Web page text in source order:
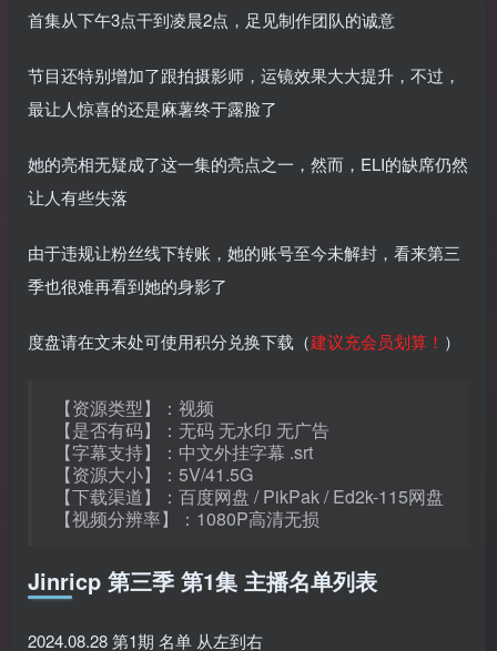
首集从下午3点干到凌晨2点，足见制作团队的诚意
节目还特别增加了跟拍摄影师，运镜效果大大提升，不过，
最让人惊喜的还是麻薯终于露脸了
她的亮相无疑成了这一集的亮点之一，然而，ELI的缺席仍然
让人有些失落
由于违规让粉丝线下转账，她的账号至今未解封，看来第三
季也很难再看到她的身影了
度盘请在文末处可使用积分兑换下载（建议充会员划算！ ）
【资源类型】：视频
【是否有码】：无码 无水印 无广告
【字幕支持】：中文外挂字幕 .srt
【资源大小】：5V/41.5G
【下载渠道】：百度网盘 / PikPak / Ed2k-115网盘
【视频分辨率】：1080P高清无损
Jinricp 第三季 第1集 主播名单列表
2024.08.28 第1期 名单 从左到右